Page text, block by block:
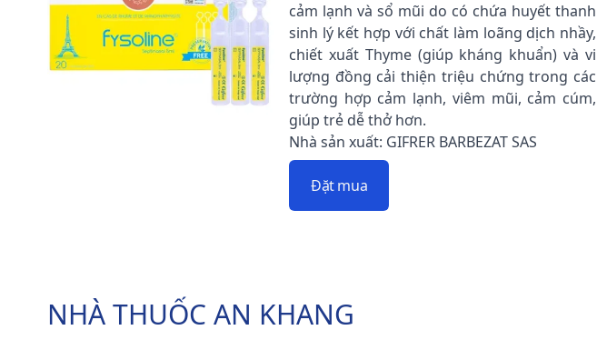
cảm lạnh và sổ mũi do có chứa huyết thanh
sinh lý kết hợp với chất làm loãng dịch nhầy,
chiết xuất Thyme (giúp kháng khuẩn) và vi
lượng đồng cải thiện triệu chứng trong các
trường hợp cảm lạnh, viêm mũi, cảm cúm,
giúp trẻ dễ thở hơn.
Nhà sản xuất: GIFRER BARBEZAT SAS
Đặt mua
NHÀ THUỐC AN KHANG